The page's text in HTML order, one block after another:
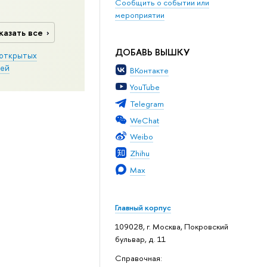
Сообщить о событии или
мероприятии
ДОБАВЬ ВЫШКУ
ВКонтакте
YouTube
Telegram
WeChat
Weibo
Zhihu
Max
Главный корпус
109028, г. Москва, Покровский
бульвар, д. 11
Справочная:
все